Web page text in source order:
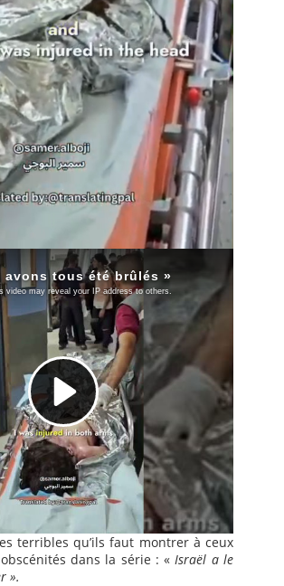
terribles qu’ils faut montrer à ceux
dans la série : «Israël a le
».